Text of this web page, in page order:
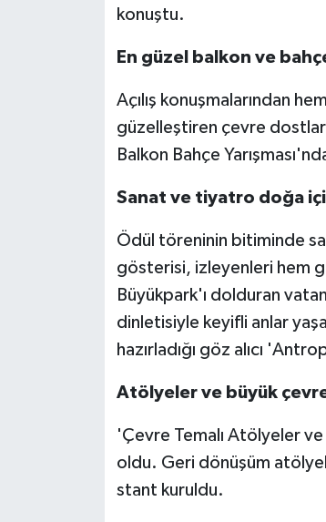
konuştu.
En güzel balkon ve
Açılış konuşmalarından
güzelleştiren çevre
Balkon Bahçe
Sanat ve tiyatro doğa
Ödül töreninin bitiminde
gösterisi, izleyenleri hem
Büyükpark'ı dolduran
dinletisiyle keyifli anlar
hazırladığı göz alıcı
Atölyeler ve büyük
'Çevre Temalı Atölyeler
oldu. Geri dönüşüm
stant kuruldu.